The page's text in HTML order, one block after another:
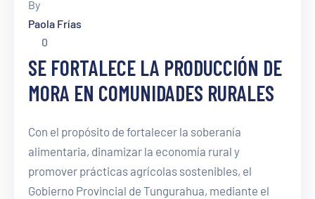
By
Paola Frías
0
SE FORTALECE LA PRODUCCIÓN DE
MORA EN COMUNIDADES RURALES
Con el propósito de fortalecer la soberanía
alimentaria, dinamizar la economía rural y
promover prácticas agrícolas sostenibles, el
Gobierno Provincial de Tungurahua, mediante el